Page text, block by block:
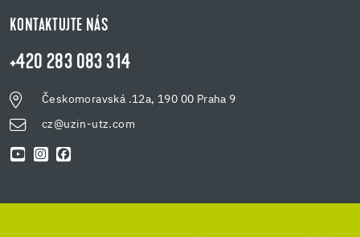
KONTAKTUJTE NÁS
+420 283 083 314
Českomoravská .12a, 190 00 Praha 9
cz@uzin-utz.com